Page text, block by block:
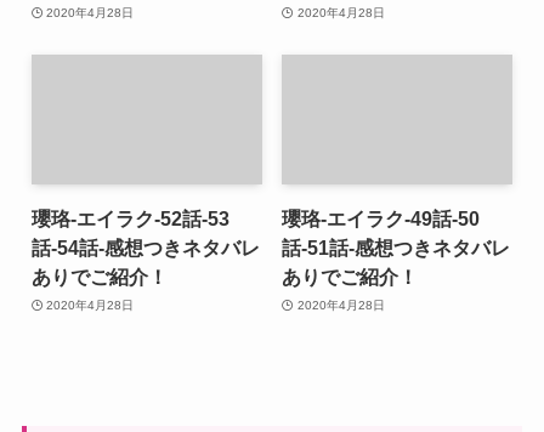
2020年4月28日 2020年4月28日
瓔珞-エイラク-52話-53
話-54話-感想つきネタバレ
ありでご紹介！
2020年4月28日
瓔珞-エイラク-49話-50
話-51話-感想つきネタバレ
ありでご紹介！
2020年4月28日